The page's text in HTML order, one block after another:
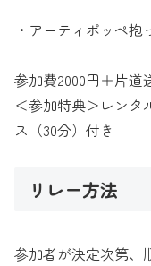
・アーティポッペ
参加費2000円＋片道
＜参加特典＞レンタ
ス（30分）付き
リレー方法
参加者が決定次第、